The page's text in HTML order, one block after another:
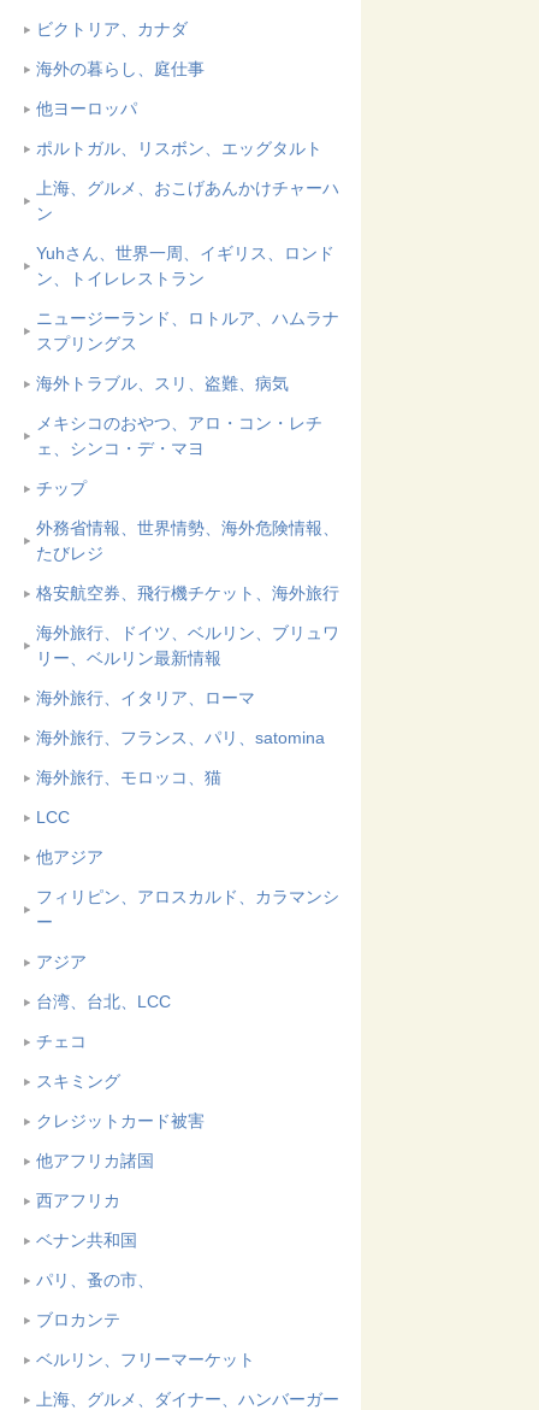
ビクトリア、カナダ
海外の暮らし、庭仕事
他ヨーロッパ
ポルトガル、リスボン、エッグタルト
上海、グルメ、おこげあんかけチャーハ
ン
Yuhさん、世界一周、イギリス、ロンド
ン、トイレレストラン
ニュージーランド、ロトルア、ハムラナ
スプリングス
海外トラブル、スリ、盗難、病気
メキシコのおやつ、アロ・コン・レチ
ェ、シンコ・デ・マヨ
チップ
外務省情報、世界情勢、海外危険情報、
たびレジ
格安航空券、飛行機チケット、海外旅行
海外旅行、ドイツ、ベルリン、ブリュワ
リー、ベルリン最新情報
海外旅行、イタリア、ローマ
海外旅行、フランス、パリ、satomina
海外旅行、モロッコ、猫
LCC
他アジア
フィリピン、アロスカルド、カラマンシ
ー
アジア
台湾、台北、LCC
チェコ
スキミング
クレジットカード被害
他アフリカ諸国
西アフリカ
ベナン共和国
パリ、蚤の市、
ブロカンテ
ベルリン、フリーマーケット
上海、グルメ、ダイナー、ハンバーガー